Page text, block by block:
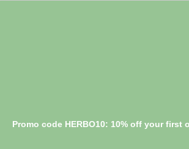
Promo code HERBO10: 10% off your first